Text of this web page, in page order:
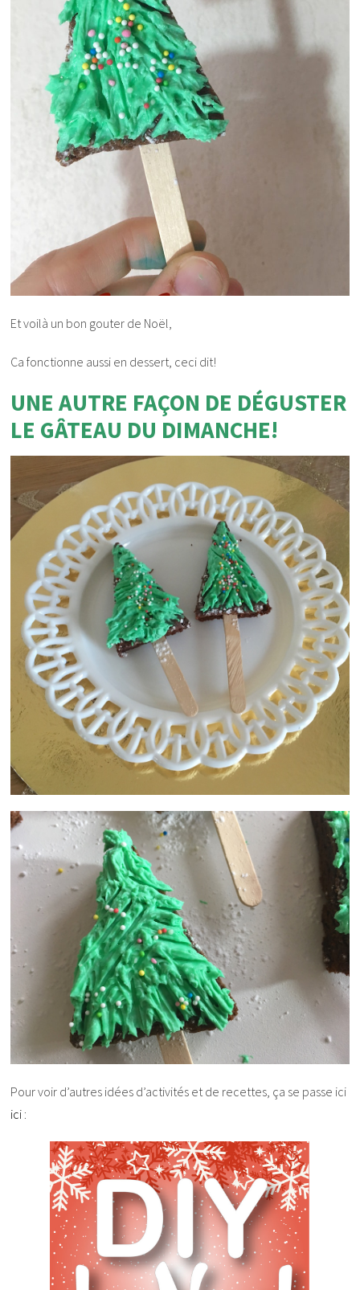
Et voilà un bon gouter de Noël,
Ca fonctionne aussi en dessert, ceci dit!
UNE AUTRE FAÇON DE DÉGUSTER
LE GÂTEAU DU DIMANCHE!
Pour voir d’autres idées d’activités et de recettes, ça se passe ici
ici :